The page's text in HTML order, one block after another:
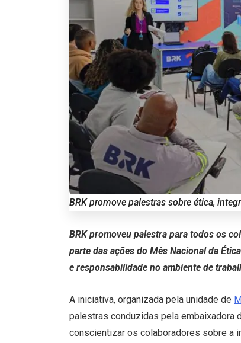
BRK promove palestras sobre ética,
BRK promoveu palestra para todos os
parte das ações do Mês Nacional da
e responsabilidade no ambiente de
A iniciativa, organizada pela unidade de
palestras conduzidas pela embaixadora
conscientizar os colaboradores sobre a